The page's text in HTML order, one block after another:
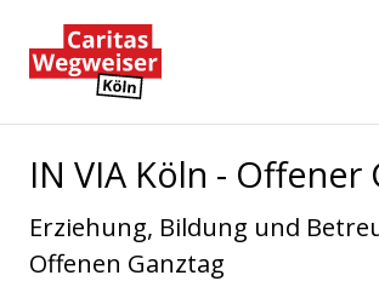
Zur Startseite navigieren
IN VIA Köln - Offener
Erziehung, Bildung und
Offenen Ganztag